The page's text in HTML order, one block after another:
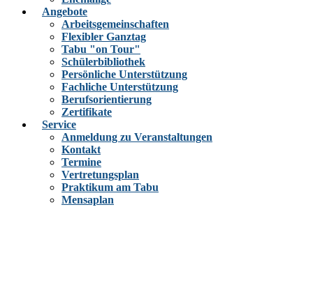
Angebote
Arbeitsgemeinschaften
Flexibler Ganztag
Tabu "on Tour"
Schülerbibliothek
Persönliche Unterstützung
Fachliche Unterstützung
Berufsorientierung
Zertifikate
Service
Anmeldung zu Veranstaltungen
Kontakt
Termine
Vertretungsplan
Praktikum am Tabu
Mensaplan